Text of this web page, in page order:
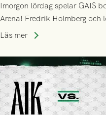
Imorgon lördag spelar GAIS
Arena! Fredrik Holmberg
trupp till matchen:
Läs mer